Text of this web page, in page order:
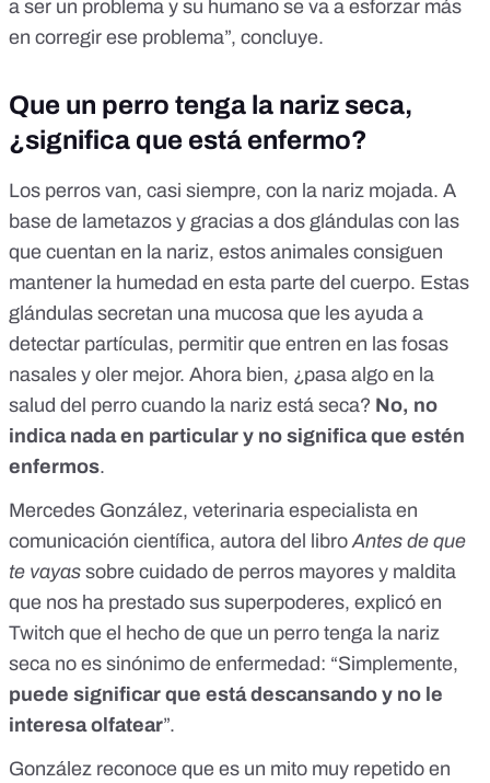
a ser un problema y su humano se va a esforzar más
en corregir ese problema”, concluye.
Que un perro tenga la nariz seca,
¿significa que está enfermo?
Los perros van, casi siempre, con la nariz mojada. A
base de lametazos y gracias a dos glándulas con las
que cuentan en la nariz, estos animales consiguen
mantener la humedad en esta parte del cuerpo. Estas
glándulas secretan una mucosa que les ayuda a
detectar partículas, permitir que entren en las fosas
nasales y oler mejor. Ahora bien, ¿pasa algo en la
salud del perro cuando la nariz está seca? No, no
indica nada en particular y no significa que estén
enfermos.
Mercedes González, veterinaria especialista en
comunicación científica, autora del libroAntes de que
te vayas sobre cuidado de perros mayores y maldita
que nos ha prestado sus superpoderes, explicó en
Twitch que el hecho de que un perro tenga la nariz
seca no es sinónimo de enfermedad: “Simplemente,
puede significar que está descansando y no le
interesa olfatear”.
González reconoce que es un mito muy repetido en